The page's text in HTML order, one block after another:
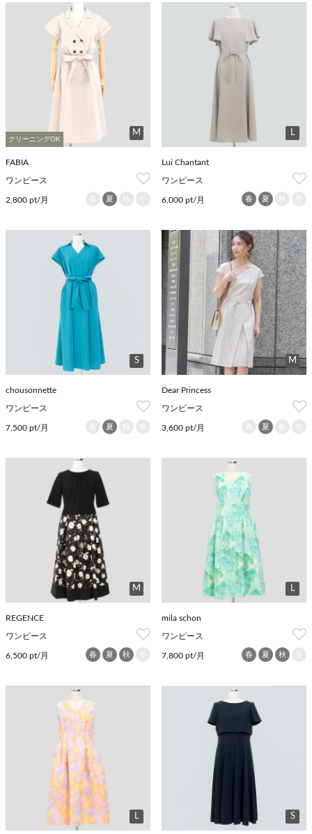
クリーニングOK
M
FABIA
ワンピース
2,800 pt/月 夏
L
Lui Chantant
ワンピース
6,000 pt/月 春 夏
S
chousonnette
ワンピース
7,500 pt/月 夏
M
Dear Princess
ワンピース
3,600 pt/月 夏
M
REGENCE
ワンピース
6,500 pt/月 春 夏 秋
L
mila schon
ワンピース
7,800 pt/月 春 夏 秋
L S